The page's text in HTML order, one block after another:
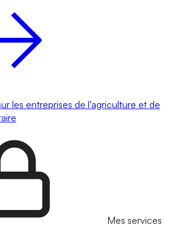
les entreprises de l'agriculture et de
Mes services